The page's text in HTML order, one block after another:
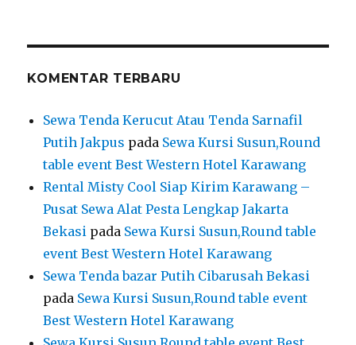
Pusat Sewa Alat Pesta Lengkap Jakarta
Sewa Tenda bazar Putih Cibarusah Bekasi
pada Sewa Kursi Susun,Round table event
Best Western Hotel Karawang
Sewa Kursi Susun,Round table event Best
Western Hotel Karawang
pada
Sewa Meja
IBM Cover Stretch Hitam Event HK Tower
Jaktim
Sewa Arm Chairs VIP Kayu Blok M Jaksel –
Surya Jaya Rental Equipment 0877-8057-7743
padaRental Barstool Senderan hitam
Jakarta